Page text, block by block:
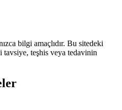
bilgi amaçlıdır. Bu sitedeki
tavsiye, teşhis veya tedavinin